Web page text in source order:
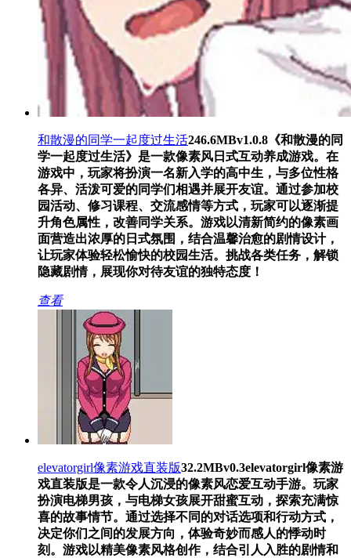
和散漫的同学一起度过生活246.6MBv1.0.8 《和散漫的同
学一起度过生活》是一款像素风日式互动养成游戏。在
游戏中，玩家将扮演一名新入学的高中生，与多位性格
各异、活泼可爱的同学们相遇并展开友谊。通过参加校
园活动、修习课程、交流感情等方式，玩家可以逐渐提
升角色属性，改善同学关系。游戏以清新简约的像素画
面营造出浓厚的日式氛围，结合温馨治愈的剧情设计，
让玩家体验轻松愉快的校园生活。挑战各类任务，解锁
隐藏剧情，展现你对待友谊的独特态度！
查看
elevatorgirl像素游戏直装版32.2MBv0.3elevatorgirl像素游
戏直装版是一款令人沉浸的像素风恋爱互动手游。玩家
扮演电梯男孩，与电梯女孩展开甜蜜互动，探索充满惊
喜的故事情节。通过选择不同的对话选项和行动方式，
决定你们之间的发展方向，体验奇妙而感人的悸动时
刻。游戏以精美像素风格创作，结合引人入胜的剧情和